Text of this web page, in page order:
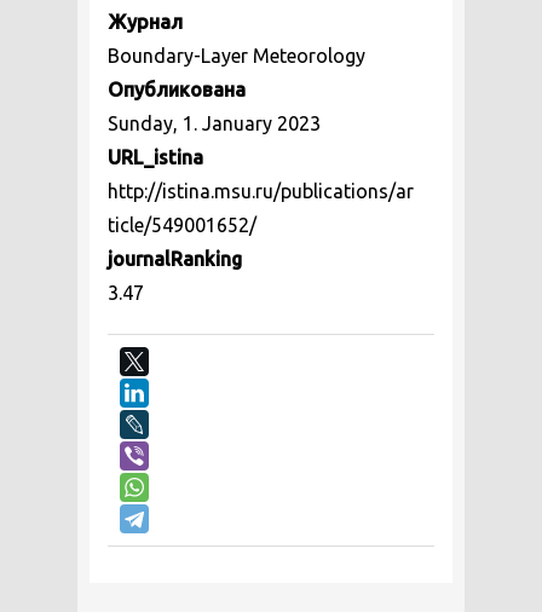
Журнал
Boundary-Layer Meteorology
Опубликована
Sunday, 1. January 2023
URL_istina
http://istina.msu.ru/publications/ar
ticle/549001652/
journalRanking
3.47